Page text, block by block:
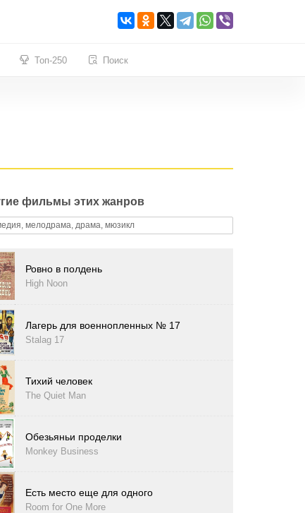
Топ-250 Поиск
фильмы этих жанров
мелодрама, драма, мюзикл
Ровно в полдень
High Noon
Лагерь для военнопленных № 17
Stalag 17
Тихий человек
The Quiet Man
Обезьяньи проделки
Monkey Business
Есть место еще для одного
Room for One More